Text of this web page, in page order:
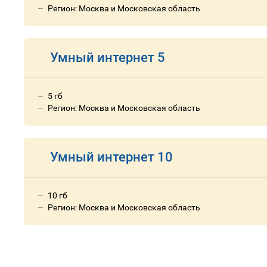
Регион: Москва и Московская область
Умный интернет 5
5 гб
Регион: Москва и Московская область
Умный интернет 10
10 гб
Регион: Москва и Московская область